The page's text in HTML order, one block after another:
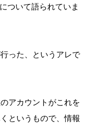
ついて語られていま
った、というアレで
アカウントがこれを
というもので、情報